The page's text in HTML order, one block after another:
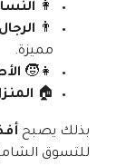
👩
👨
مميزة.
👧🧒
🏠
بذلك يصبح
للتسوق